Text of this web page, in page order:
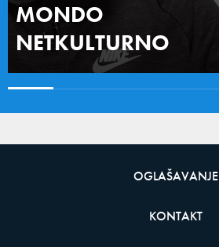
MONDO
NETKULTURNO
OGLAŠAVANJE
KONTAKT